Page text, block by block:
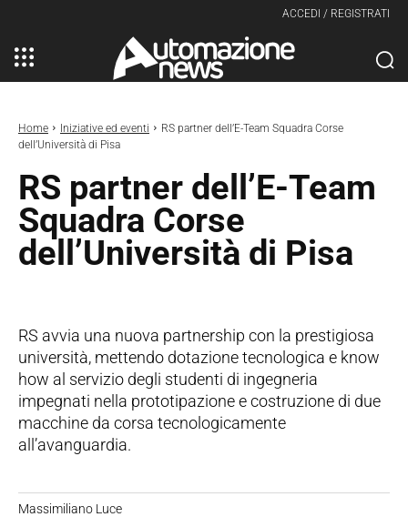
ACCEDI / REGISTRATI
Home Iniziative ed eventi
RS partner dell’E-Team Squadra Corse
dell’Università di Pisa
RS partner dell’E-Team
Squadra Corse
dell’Università di Pisa
RS avvia una nuova partnership con la prestigiosa
università, mettendo dotazione tecnologica e know
how al servizio degli studenti di ingegneria
impegnati nella prototipazione e costruzione di due
macchine da corsa tecnologicamente
all’avanguardia.
Massimiliano Luce